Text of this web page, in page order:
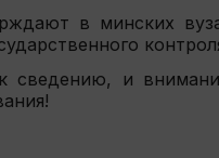
в минских
сведению, и